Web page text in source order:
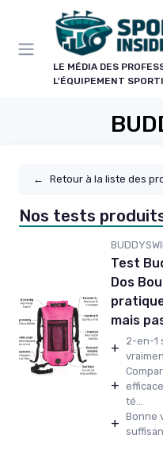
LE MÉDIA DES
L'ÉQUIPEMENT
← Retour à la liste des
Nos tests produits
Test
Dos
mais
+
2-en-1
+
té...
+ Bonne
Panneau de gestion des